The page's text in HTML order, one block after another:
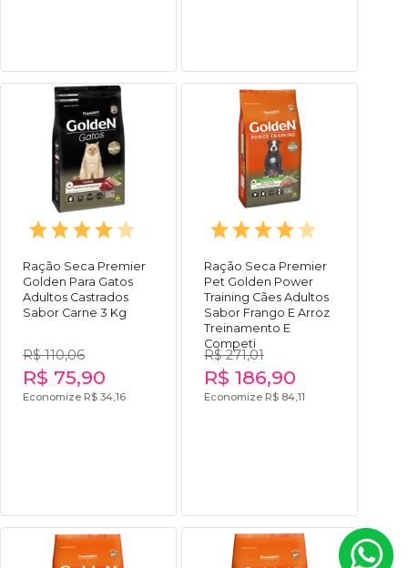
Ração Seca Premier
Golden Para Gatos
Adultos Castrados
Sabor Carne 3 Kg
R$ 110,06
R$ 75,90
Economize R$ 34,16
Ração Seca Premier
Pet Golden Power
Training Cães Adultos
Sabor Frango E Arroz
Treinamento E
Competi
R$ 271,01
R$ 186,90
Economize R$ 84,11